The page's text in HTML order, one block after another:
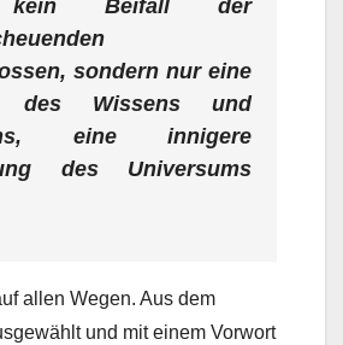
Beifall der
sondern nur eine
des Wissens und
eine innigere
des Universums
allen Wegen. Aus dem
und mit einem Vorwort